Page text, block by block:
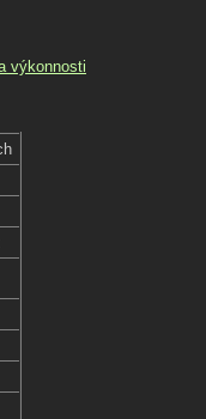
výkonnosti